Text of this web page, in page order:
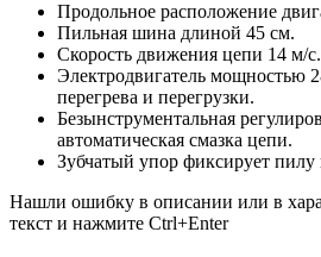
Продольное расположение
Пильная шина длиной 45 см.
Скорость движения цепи 14 м/с.
Электродвигатель мощностью
перегрева и перегрузки.
Безынструментальная
автоматическая смазка цепи.
Зубчатый упор фиксирует пилу
Нашли ошибку в описании или в
текст и нажмите Ctrl+Enter